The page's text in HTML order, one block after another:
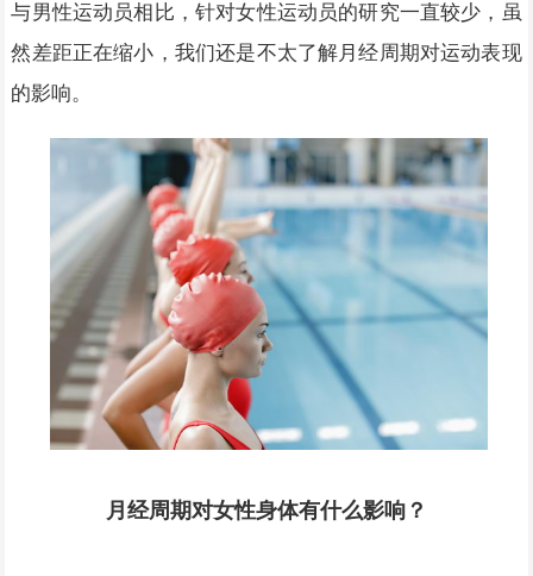
与男性运动员相比，针对女性运动员的研究一直较少，虽
然差距正在缩小，我们还是不太了解月经周期对运动表现
的影响。
月经周期对女性身体有什么影响？